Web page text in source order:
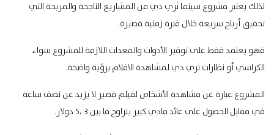
لذلك يعتبر مشروع سينما ثري دي من المشاريع الناجحة والمربحة التي
تحقيق أرباح سريعة خلال فترة زمنية قصيرة.
فهو يعتمد فقط على توفير الأدوات والمعدات اللازمة للمشروع سواء
الكراسي أو نظارات ثري دي لمشاهدة الافلام برؤية واضحة.
المشروع عبارة عن مشاهدة الأشخاص لفيلم قصير لا يزيد عن نصف ساعة
في مقابل الحصول على عائد مادي كبير يتراوح ما بين 3 ،5 دولار.